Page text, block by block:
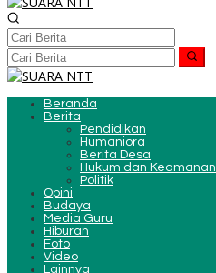
Beranda
Berita
Pendidikan
Humaniora
Berita Desa
Hukum dan Keamanan
Politik
Opini
Budaya
Media Guru
Hiburan
Foto
Video
Lainnya